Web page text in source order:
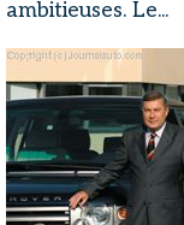
ambitieuses. Le...